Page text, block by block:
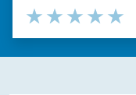
Valuta la chiarezza
Seleziona il
Valuta 4
Valuta 3
Valuta 2 stelle
Valuta 1 stelle su 5